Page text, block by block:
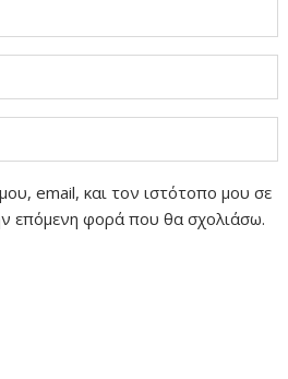
email, και τον ιστότοπο μου σε
επόμενη φορά που θα σχολιάσω.